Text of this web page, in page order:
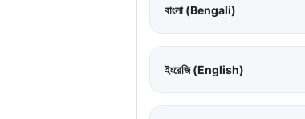
বাংলা (Bengali)
ইংরেজি (English)